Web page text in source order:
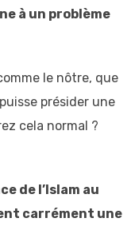
à un problème
le nôtre, que
présider une
cela normal ?
de l’Islam au
carrément une